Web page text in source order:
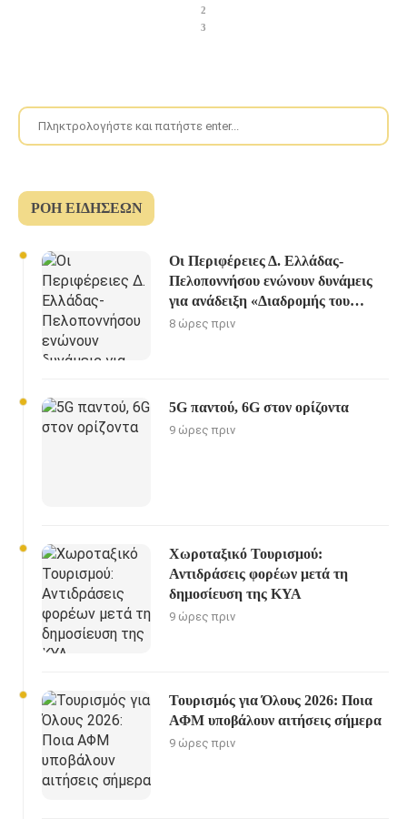
2
3
ΡΟΉ ΕΙΔΉΣΕΩΝ
Οι Περιφέρειες Δ. Ελλάδας-
Πελοποννήσου ενώνουν δυνάμεις
για ανάδειξη «Διαδρομής του
Ηρακλή»
8 ώρες πριν
5G παντού, 6G στον ορίζοντα
9 ώρες πριν
Χωροταξικό Τουρισμού:
Αντιδράσεις φορέων μετά τη
δημοσίευση της ΚΥΑ
9 ώρες πριν
Τουρισμός για Όλους 2026: Ποια
ΑΦΜ υποβάλουν αιτήσεις σήμερα
9 ώρες πριν